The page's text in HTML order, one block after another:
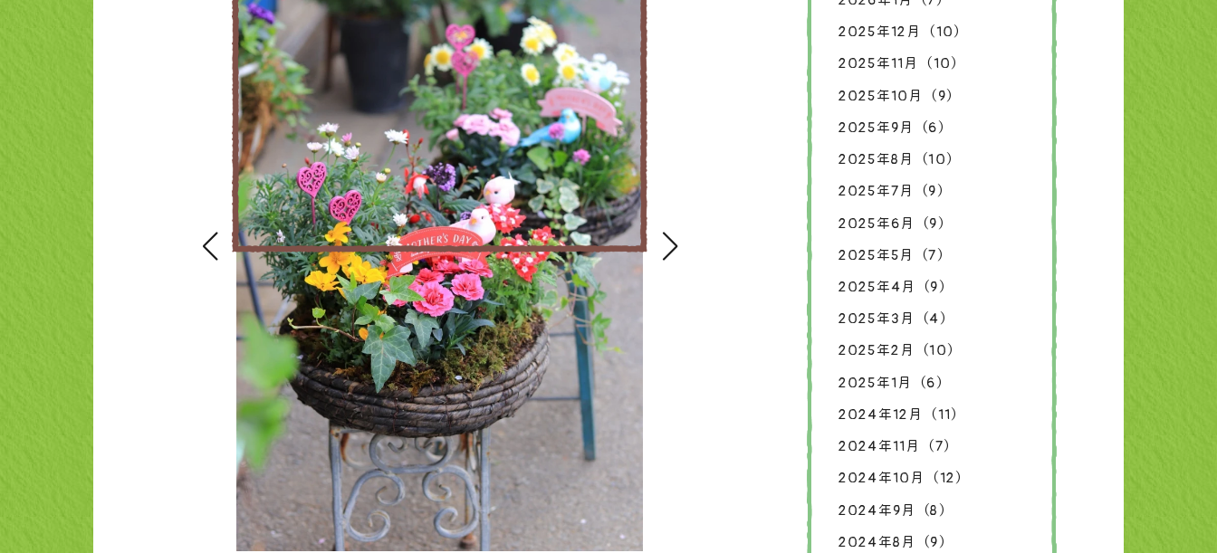
2025年12月（10）
2025年11月（10）
2025年10月（9）
2025年9月（6）
2025年8月（10）
2025年7月（9）
2025年6月（9）
2025年5月（7）
2025年4月（9）
2025年3月（4）
2025年2月（10）
2025年1月（6）
2024年12月（11）
2024年11月（7）
2024年10月（12）
2024年9月（8）
2024年8月（9）